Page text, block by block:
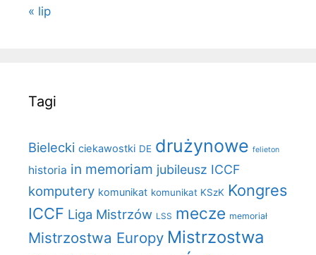
« lip
Tagi
Bielecki ciekawostki DE drużynowe felieton
historia in memoriam jubileusz ICCF
komputery komunikat komunikat KSzK Kongres
ICCF Liga Mistrzów LSS mecze memoriał
Mistrzostwa Europy Mistrzostwa